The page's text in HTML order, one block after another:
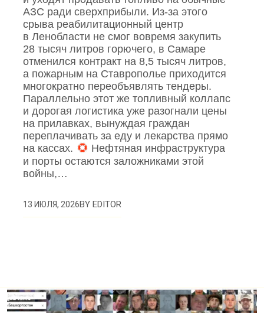
АЗС ради сверхприбыли. Из‑за этого
срыва реабилитационный центр
в Ленобласти не смог вовремя закупить
28 тысяч литров горючего, в Самаре
отменился контракт на 8,5 тысяч литров,
а пожарным на Ставрополье приходится
многократно переобъявлять тендеры.
Параллельно этот же топливный коллапс
и дорогая логистика уже разогнали цены
на прилавках, вынуждая граждан
переплачивать за еду и лекарства прямо
на кассах.
Нефтяная инфраструктура
и порты остаются заложниками этой
войны,…
13 ИЮЛЯ, 2026BYEDITOR